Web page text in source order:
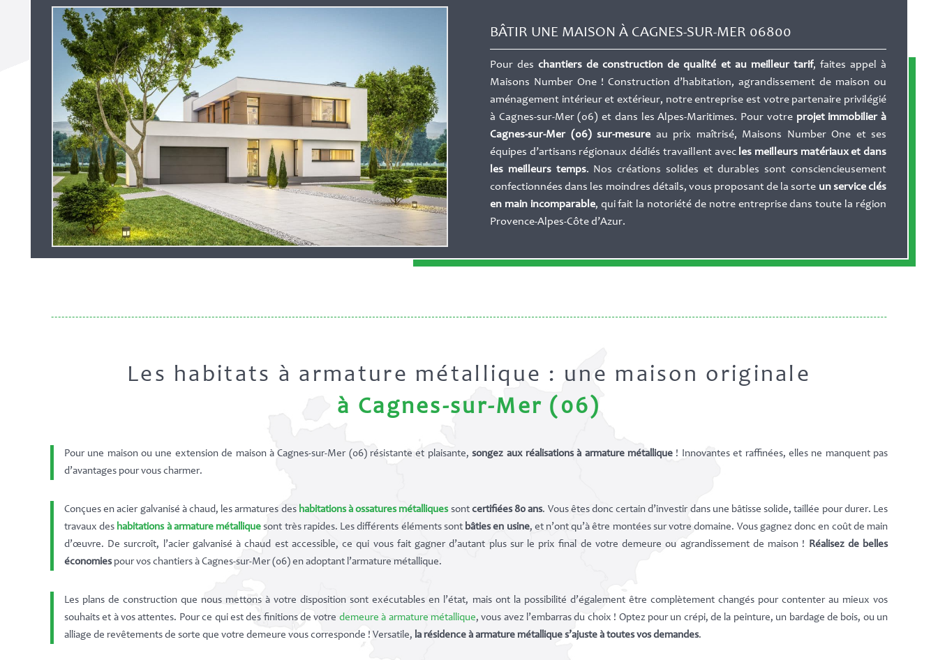
BÂTIR UNE MAISON À CAGNES-SUR-MER 06800
Pour deschantiers de construction de qualité et au meilleur tarif, faites appel à
Maisons Number One ! Construction d’habitation, agrandissement de maison ou
aménagement intérieur et extérieur, notre entreprise est votre partenaire privilégié
à Cagnes-sur-Mer (06) et dans les Alpes-Maritimes. Pour votreprojet immobilier à
Cagnes-sur-Mer (06) sur-mesure au prix maîtrisé, Maisons Number One et ses
équipes d’artisans régionaux dédiés travaillent avec les meilleurs matériaux et dans
les meilleurs temps. Nos créations solides et durables sont consciencieusement
confectionnées dans les moindres détails, vous proposant de la sorte un service clés
en main incomparable, qui fait la notoriété de notre entreprise dans toute la région
Provence-Alpes-Côte d’Azur.
Les habitats à armature métallique : une maison originale
à Cagnes-sur-Mer (06)
Pour une maison ou une extension de maison à Cagnes-sur-Mer (06) résistante et plaisante, songez aux réalisations à armature métallique ! Innovantes et raffinées, elles ne manquent pas
d’avantages pour vous charmer.
Conçues en acier galvanisé à chaud, les armatures des habitations à ossatures métalliquessont certifiées 80 ans. Vous êtes donc certain d’investir dans une bâtisse solide, taillée pour durer. Les
travaux des habitations à armature métallique sont très rapides. Les différents éléments sont bâties en usine, et n’ont qu’à être montées sur votre domaine. Vous gagnez donc en coût de main
d’œuvre. De surcroît, l’acier galvanisé à chaud est accessible, ce qui vous fait gagner d’autant plus sur le prix final de votre demeure ou agrandissement de maison ! Réalisez de belles
économiespour vos chantiers à Cagnes-sur-Mer (06) en adoptant l’armature métallique.
Les plans de construction que nous mettons à votre disposition sont exécutables en l’état, mais ont la possibilité d’également être complètement changés pour contenter au mieux vos
souhaits et à vos attentes. Pour ce qui est des finitions de votre demeure à armature métallique, vous avez l’embarras du choix ! Optez pour un crépi, de la peinture, un bardage de bois, ou un
alliage de revêtements de sorte que votre demeure vous corresponde ! Versatile, la résidence à armature métallique s’ajuste à toutes vos demandes.